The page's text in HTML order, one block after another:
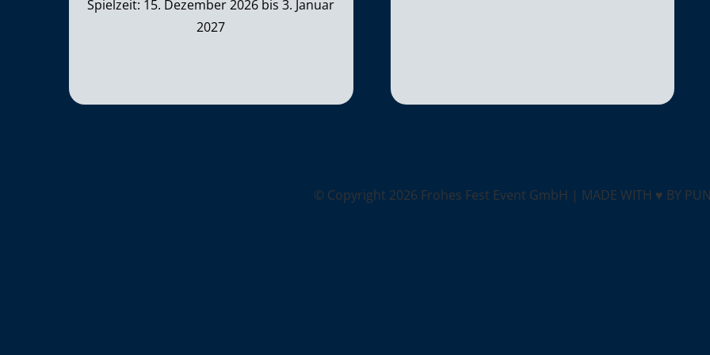
Spielzeit: 15. Dezember 2026 bis 3. Januar
2027
© Copyright 2026 Frohes Fest Event GmbH | MADE WITH ♥ BY